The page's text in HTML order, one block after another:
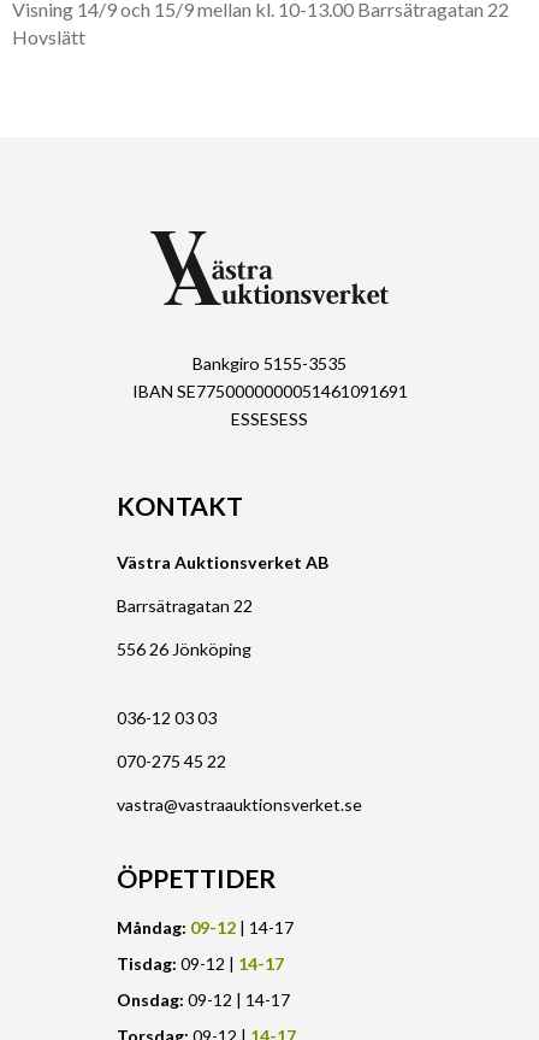
Visning 14/9 och 15/9 mellan kl. 10-13.00 Barrsätragatan 22
Hovslätt
Bankgiro 5155-3535
IBAN SE7750000000051461091691
ESSESESS
KONTAKT
Västra Auktionsverket AB
Barrsätragatan 22
556 26 Jönköping
036-12 03 03
070-275 45 22
vastra@vastraauktionsverket.se
ÖPPETTIDER
Måndag: 09-12 | 14-17
Tisdag: 09-12 | 14-17
Onsdag: 09-12 | 14-17
Torsdag: 09-12 | 14-17